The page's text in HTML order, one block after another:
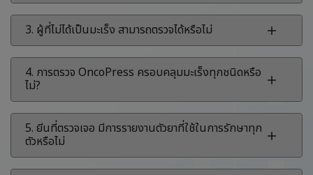
3. ผู้ที่ไม่ได้เป็นมะเร็ง สามารถตรวจได้หรือไม่
4. การตรวจ OncoPress ครอบคลุมมะเร็งทุกชนิดหรือ
ไม่?
5. ยีนที่ตรวจเจอ มีการรายงานตัวยาที่ใช้ในการรักษาทุก
ตัวหรือไม่